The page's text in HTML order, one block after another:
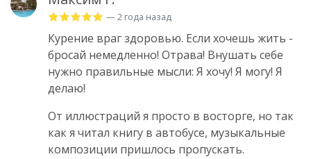
— 2 года назад
Курение враг здоровью. Если хочешь жить -
бросай немедленно! Отрава! Внушать себе
нужно правильные мысли: Я хочу! Я могу! Я
делаю!
От иллюстраций я просто в восторге, но так
как я читал книгу в автобусе, музыкальные
композиции пришлось пропускать.